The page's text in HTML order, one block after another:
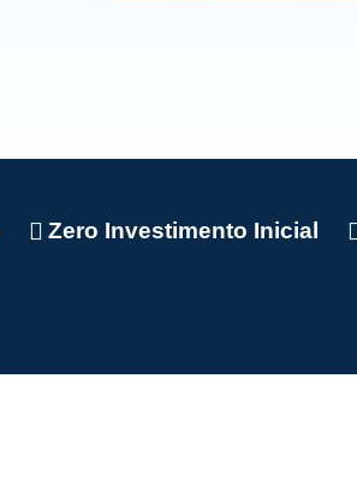
Zero Investimento Inicial